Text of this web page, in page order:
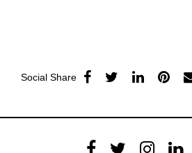
Social Share